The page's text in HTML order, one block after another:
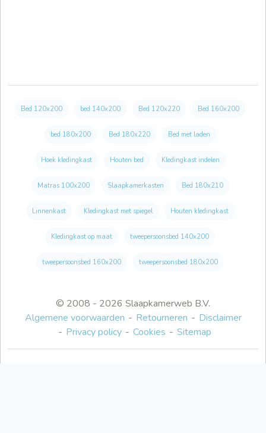
© 2008 - 2026 Slaapkamerweb B.V.
Algemene voorwaarden
Retourneren
Disclaimer
Privacy policy
Cookies Sitemap
Bed 120x200 bed 140x200 Bed 120x220 Bed 160x200
bed 180x200 Bed 180x220 Bed met laden
Hoek kledingkast Houten bed Kledingkast indelen
Matras 100x200 Slaapkamerkasten Bed 180x210
Linnenkast Kledingkast met spiegel Houten kledingkast
Kledingkast op maat tweepersoonsbed 140x200
tweepersoonsbed 160x200 tweepersoonsbed 180x200